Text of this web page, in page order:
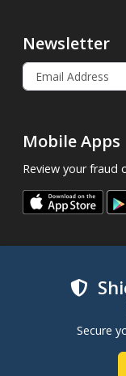
Secure
Newsletter
Mobile Apps
Review your fraud
Terms of Service |
We use cookies
websites. By
our use of